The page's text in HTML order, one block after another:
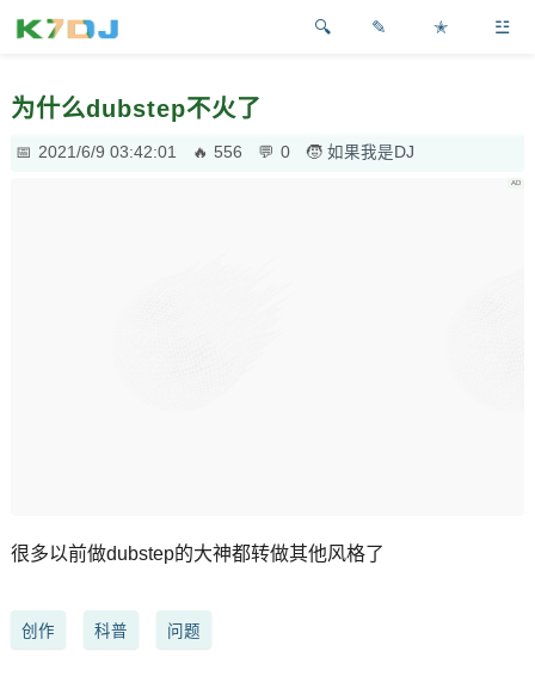
✎ ✭ ☳
为什么dubstep不火了
2021/6/9 03:42:01 556 0 如果我是DJ
很多以前做dubstep的大神都转做其他风格了
创作 科普 问题